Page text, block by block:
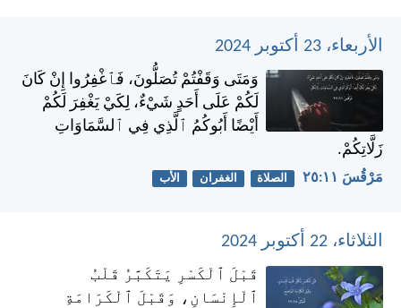
الأربعاء، 23 أكتوبر 2024
وَمَتَى وَقَفْتُمْ تُصَلُّونَ، فَٱغْفِرُوا إِنْ كَانَ
لَكُمْ عَلَى أَحَدٍ شَيْءٌ، لِكَيْ يَغْفِرَ لَكُمْ
أَيْضًا أَبُوكُمُ ٱلَّذِي فِي ٱلسَّمَاوَاتِ
زَلَّاتِكُمْ.
مَرْقُسَ ١١:‏٢٥ الصلاة الغفران الأب
الثلاثاء، 22 أكتوبر 2024
قَبْلَ ٱلْكَسْرِ يَتَكَبَّرُ قَلْبُ
ٱلْإِنْسَانِ، وَقَبْلَ ٱلْكَرَامَةِ